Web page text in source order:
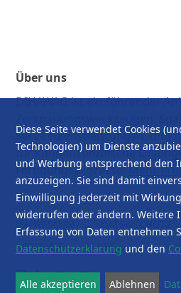
Über uns
DIHAWAG ist ein führender
Servicedienstleistungen, und
für kundenspezifische
Fertigungsprozesse!Mehr
IMPRESSUM DATENSCHUTZ
KONTAKT
LINKS
Diese Seite verwendet Cookies
Technologien) um Dienste
und Werbung entsprechend den
anzuzeigen. Sie sind damit
Einwilligung jederzeit mit
widerrufen oder ändern. Weitere
Erfassung von Daten entnehmen
Datenschutzerklärung und den
Ablehnen
Alle akzeptieren